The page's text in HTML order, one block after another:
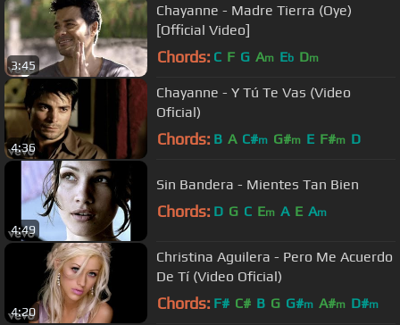
3:45
Chayanne - Madre Tierra (Oye)
[Official Video]
Chords: C F G Am Eb Dm
4:36
Chayanne - Y Tú Te Vas (Video
Oficial)
Chords: B A C#m G#m E F#m D
4:49
Sin Bandera - Mientes Tan Bien
Chords: D G C Em A E Am
4:20
Christina Aguilera - Pero Me Acuerdo
De Tí (Video Oficial)
Chords: F# C# B G G#m A#m D#m